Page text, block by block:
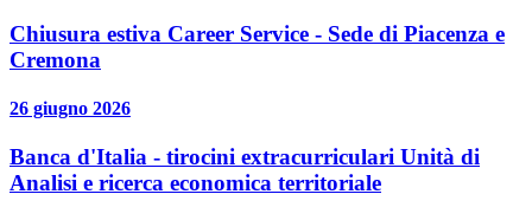
Chiusura estiva Career Service - Sede di Piacenza e
Cremona
26 giugno 2026
Banca d'Italia - tirocini extracurriculari Unità di
Analisi e ricerca economica territoriale